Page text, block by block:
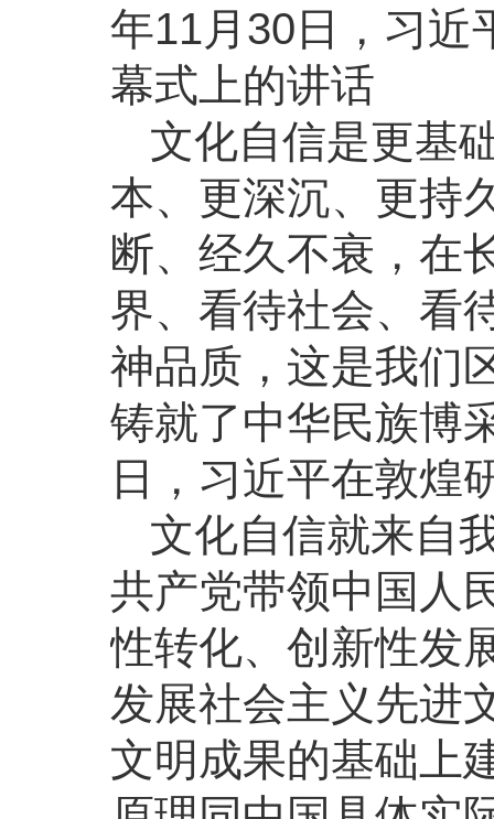
年11月30日，习近
幕式上的讲话
文化自信是更基
本、更深沉、更持
断、经久不衰，在
界、看待社会、看
神品质，这是我们
铸就了中华民族博
日，习近平在敦煌
文化自信就来自
共产党带领中国人
性转化、创新性发
发展社会主义先进
文明成果的基础上